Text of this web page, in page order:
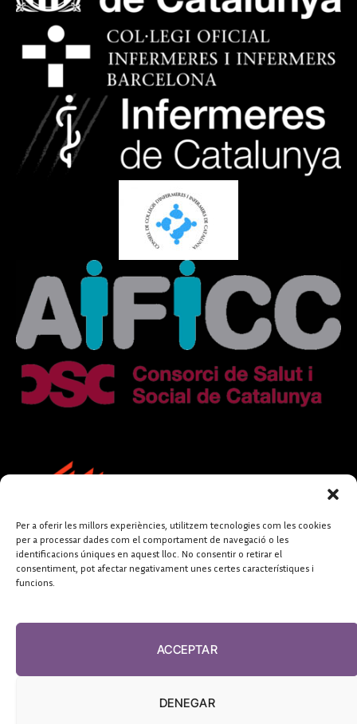
Per a oferir les millors experiències, utilitzem tecnologies com les cookies
per a processar dades com el comportament de navegació o les
identificacions úniques en aquest lloc. No consentir o retirar el
consentiment, pot afectar negativament unes certes característiques i
funcions.
ACCEPTAR
DENEGAR
FUNDACIÓ